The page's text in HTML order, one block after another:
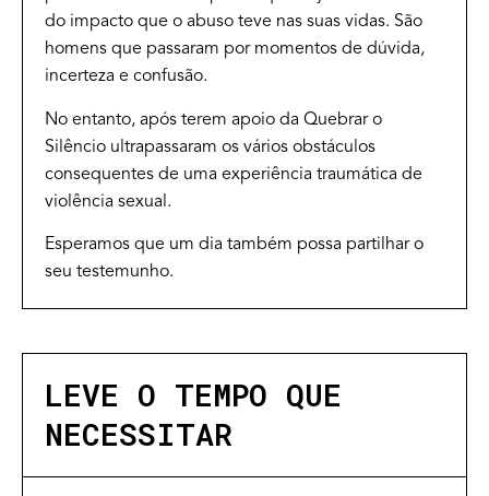
do impacto que o abuso teve nas suas vidas. São
homens que passaram por momentos de dúvida,
incerteza e confusão.
No entanto, após terem apoio da Quebrar o
Silêncio ultrapassaram os vários obstáculos
consequentes de uma experiência traumática de
violência sexual.
Esperamos que um dia também possa partilhar o
seu testemunho.
LEVE O TEMPO QUE
NECESSITAR